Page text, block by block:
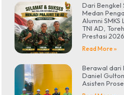
Dari Bengkel
Medan
Alumni
TNI AD,
Prestasi 2026
Read More »
Berawal dari
Daniel
Asisten